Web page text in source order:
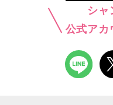
シャ
公式アカ